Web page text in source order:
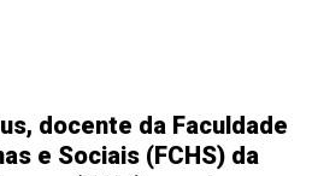
docente da Faculdade
e Sociais (FCHS) da